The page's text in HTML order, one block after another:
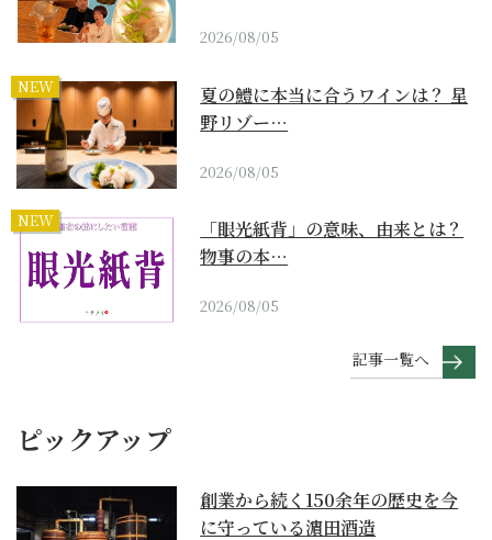
2026/08/05
NEW
夏の鱧に本当に合うワインは？ 星
野リゾー…
2026/08/05
NEW
「眼光紙背」の意味、由来とは？
物事の本…
2026/08/05
記事一覧へ
ピックアップ
創業から続く150余年の歴史を今
に守っている濵田酒造